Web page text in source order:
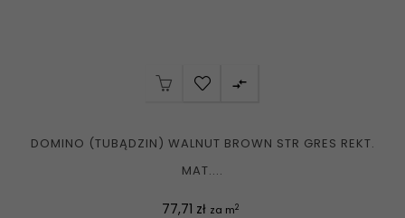

DOMINO (TUBĄDZIN) WALNUT BROWN STR GRES REKT.
MAT....
Cena
77,71 zł za m2